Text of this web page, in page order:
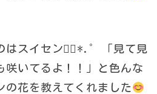
はスイセン❁⃘*.ﾟ 「見て見
咲いてるよ！！」と色んな
の花を教えてくれました